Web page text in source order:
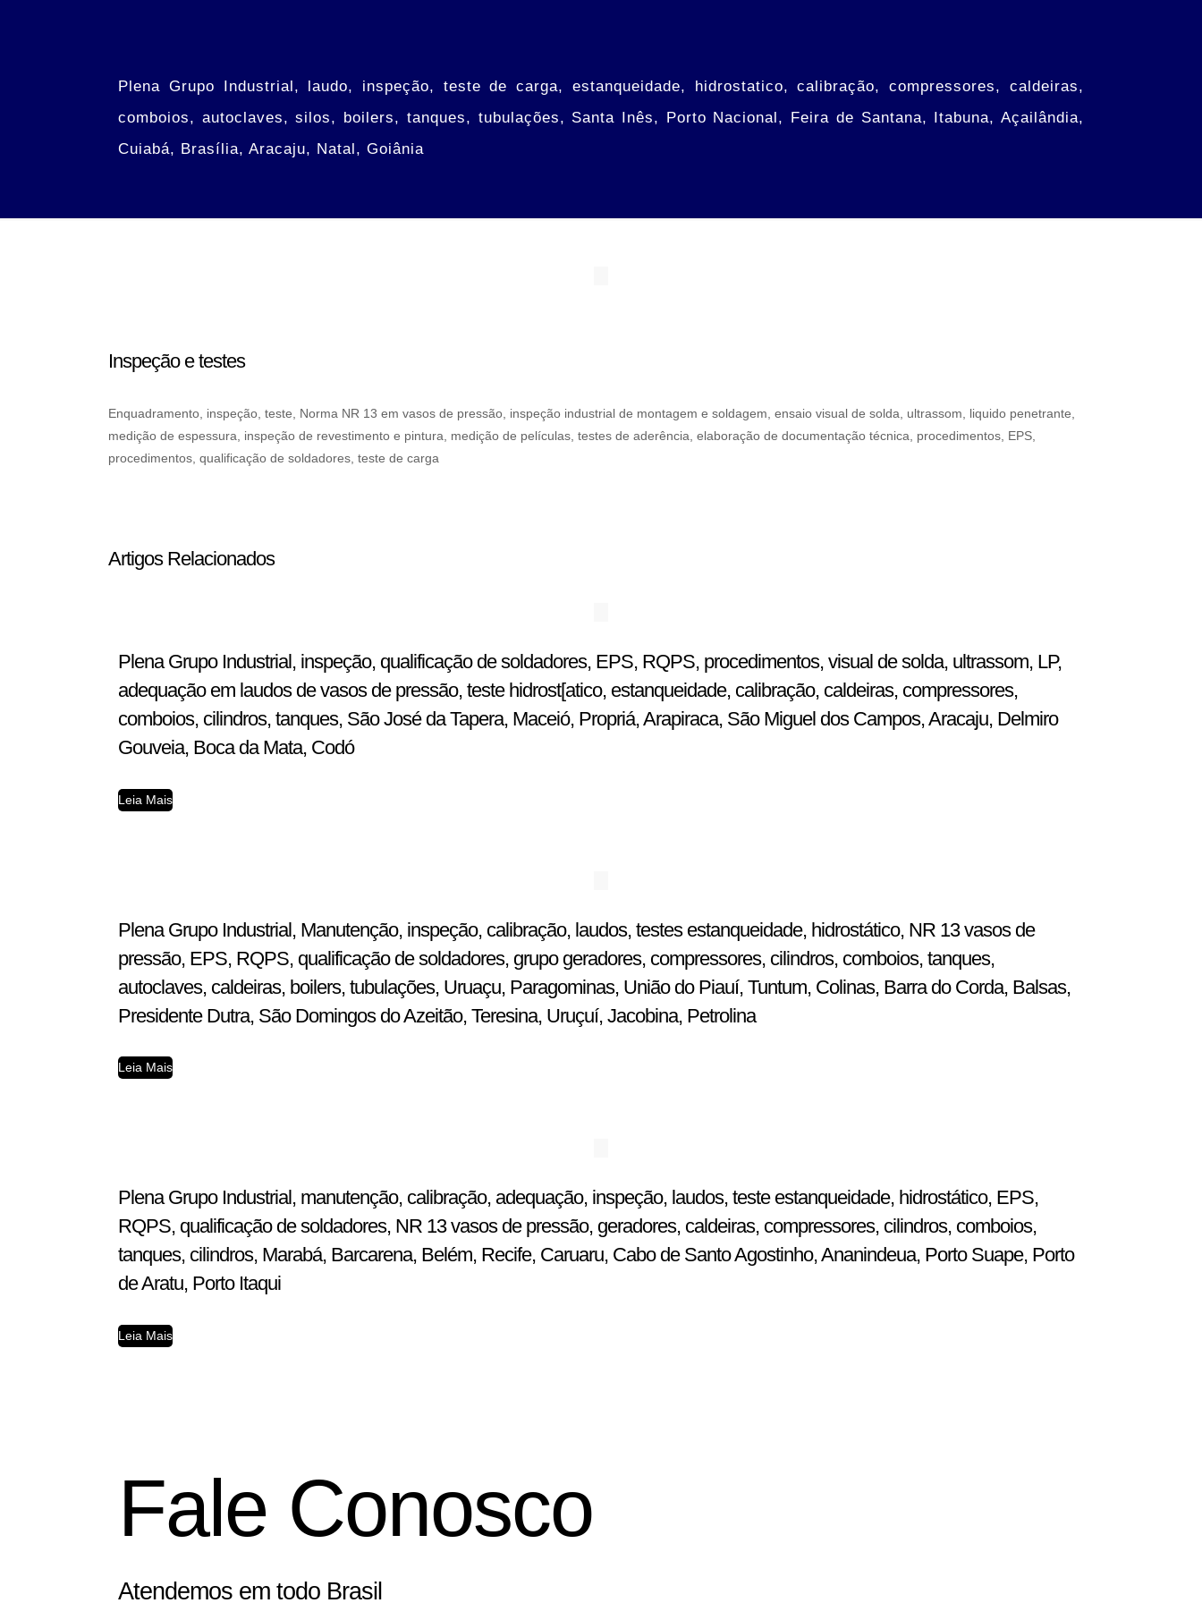
Plena Grupo Industrial, laudo, inspeção, teste de carga, estanqueidade, hidrostatico, calibração, compressores, caldeiras,
comboios, autoclaves, silos, boilers, tanques, tubulações, Santa Inês, Porto Nacional, Feira de Santana, Itabuna, Açailândia,
Cuiabá, Brasília, Aracaju, Natal, Goiânia
Inspeção e testes
Enquadramento, inspeção, teste, Norma NR 13 em vasos de pressão, inspeção industrial de montagem e soldagem, ensaio visual de solda, ultrassom, liquido penetrante,
medição de espessura, inspeção de revestimento e pintura, medição de películas, testes de aderência, elaboração de documentação técnica, procedimentos, EPS,
procedimentos, qualificação de soldadores, teste de carga
Artigos Relacionados
Plena Grupo Industrial, inspeção, qualificação de soldadores, EPS, RQPS, procedimentos, visual de solda, ultrassom, LP,
adequação em laudos de vasos de pressão, teste hidrost[atico, estanqueidade, calibração, caldeiras, compressores,
comboios, cilindros, tanques, São José da Tapera, Maceió, Propriá, Arapiraca, São Miguel dos Campos, Aracaju, Delmiro
Gouveia, Boca da Mata, Codó
Leia Mais
Plena Grupo Industrial, Manutenção, inspeção, calibração, laudos, testes estanqueidade, hidrostático, NR 13 vasos de
pressão, EPS, RQPS, qualificação de soldadores, grupo geradores, compressores, cilindros, comboios, tanques,
autoclaves, caldeiras, boilers, tubulações, Uruaçu, Paragominas, União do Piauí, Tuntum, Colinas, Barra do Corda, Balsas,
Presidente Dutra, São Domingos do Azeitão, Teresina, Uruçuí, Jacobina, Petrolina
Leia Mais
Plena Grupo Industrial, manutenção, calibração, adequação, inspeção, laudos, teste estanqueidade, hidrostático, EPS,
RQPS, qualificação de soldadores, NR 13 vasos de pressão, geradores, caldeiras, compressores, cilindros, comboios,
tanques, cilindros, Marabá, Barcarena, Belém, Recife, Caruaru, Cabo de Santo Agostinho, Ananindeua, Porto Suape, Porto
de Aratu, Porto Itaqui
Leia Mais
Fale Conosco
Atendemos em todo Brasil